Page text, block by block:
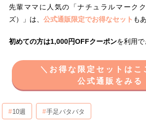
先輩ママに人気の「ナチュラルマーク
ズ）」は、 公式通販限定でお得なセット も
初めての方は1,000円OFFクーポンを利用で
＼お得な限定セットはこ
公式通販をみる
10週 手足バタバタ